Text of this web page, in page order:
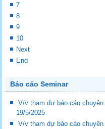
7
8
9
10
Next
End
Báo cáo Seminar
V/v tham dự báo cáo
19/5/2025
V/v tham dự báo cáo